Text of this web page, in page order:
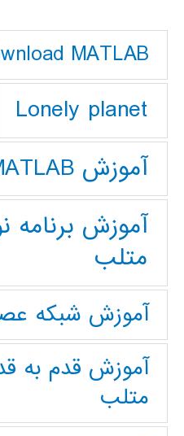
MATLAB
Lonely planet
آموزش MATLAB
آموزش برنامه
متلب
آموزش شبکه
آموزش قدم به
متلب